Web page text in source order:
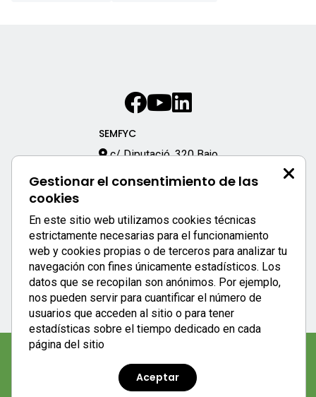
Gestionar el consentimiento de las
cookies
En este sitio web utilizamos cookies técnicas
estrictamente necesarias para el funcionamiento
web y cookies propias o de terceros para analizar tu
navegación con fines únicamente estadísticos. Los
datos que se recopilan son anónimos. Por ejemplo,
nos pueden servir para cuantificar el número de
usuarios que acceden al sitio o para tener
estadísticas sobre el tiempo dedicado en cada
página del sitio
Aceptar
SEMFYC
c/ Diputació, 320 Bajo
933 170 333
Enlaces destacados:
APP SEMFYC
Política de privacidad |